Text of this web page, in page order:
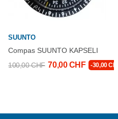
SUUNTO
Compas SUUNTO KAPSELI
100,00 CHF 70,00 CHF -30,00 CHF